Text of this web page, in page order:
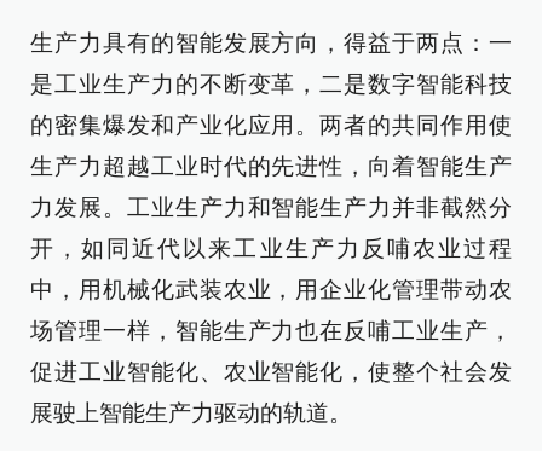
生产力具有的智能发展方向，得益于两点：一
是工业生产力的不断变革，二是数字智能科技
的密集爆发和产业化应用。两者的共同作用使
生产力超越工业时代的先进性，向着智能生产
力发展。工业生产力和智能生产力并非截然分
开，如同近代以来工业生产力反哺农业过程
中，用机械化武装农业，用企业化管理带动农
场管理一样，智能生产力也在反哺工业生产，
促进工业智能化、农业智能化，使整个社会发
展驶上智能生产力驱动的轨道。